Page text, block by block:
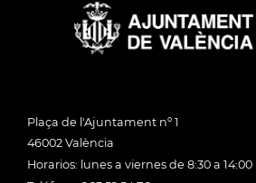
Plaça de l'Ajuntament nº 1
46002 València
Horarios: lunes a viernes de 8:30 a